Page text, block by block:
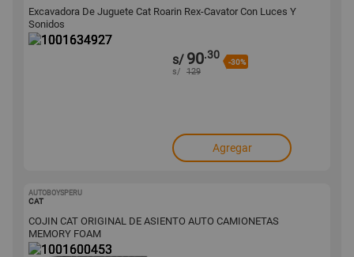
Excavadora De Juguete Cat Roarin Rex-Cavator Con Luces Y
Sonidos
s/ 90.30
-30%
s/ 129
Agregar
AUTOBOYSPERU
CAT
COJIN CAT ORIGINAL DE ASIENTO AUTO CAMIONETAS
MEMORY FOAM